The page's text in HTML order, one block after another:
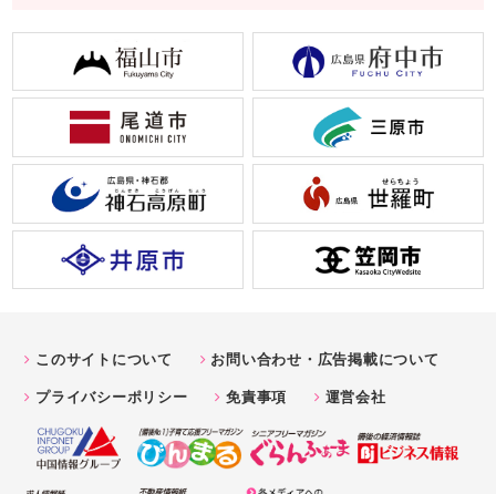
このサイトについて
お問い合わせ・広告掲載について
プライバシーポリシー
免責事項 運営会社